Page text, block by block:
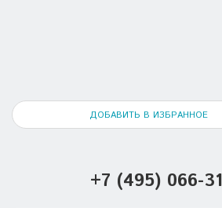
ДОБАВИТЬ В ИЗБРАННОЕ
+7 (495) 066-